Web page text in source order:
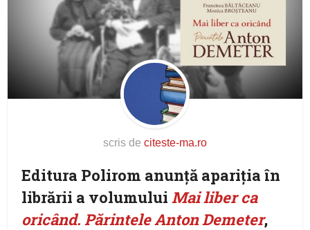
scris de citeste-ma.ro
Editura Polirom anunţă apariţia în
librării a volumului Mai liber ca
oricând. Părintele Anton Demeter,